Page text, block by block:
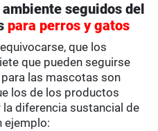
seguidos del
para perros y gatos
que los
que pueden seguirse
las mascotas son
los de los productos
diferencia sustancial de
ejemplo: